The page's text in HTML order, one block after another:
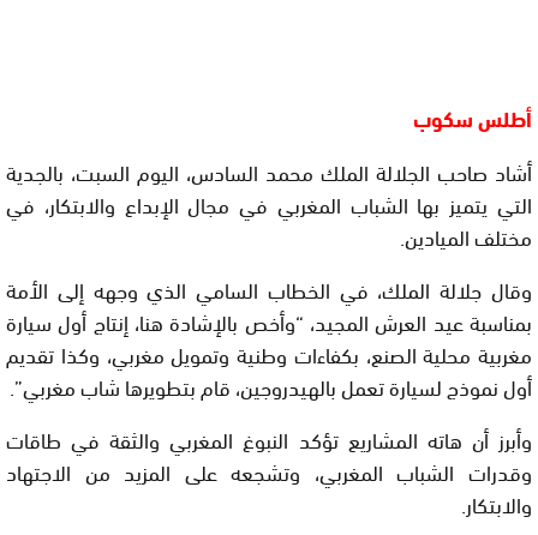
أطلس سكوب
أشاد صاحب الجلالة الملك محمد السادس، اليوم السبت، بالجدية
التي يتميز بها الشباب المغربي في مجال الإبداع والابتكار، في
مختلف الميادين.
وقال جلالة الملك، في الخطاب السامي الذي وجهه إلى الأمة
بمناسبة عيد العرش المجيد، “وأخص بالإشادة هنا، إنتاج أول سيارة
مغربية محلية الصنع، بكفاءات وطنية وتمويل مغربي، وكذا تقديم
أول نموذج لسيارة تعمل بالهيدروجين، قام بتطويرها شاب مغربي”.
وأبرز أن هاته المشاريع تؤكد النبوغ المغربي والثقة في طاقات
وقدرات الشباب المغربي، وتشجعه على المزيد من الاجتهاد
والابتكار.